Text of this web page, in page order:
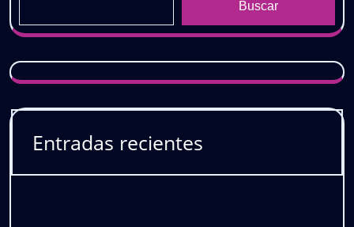
Buscar
Entradas recientes